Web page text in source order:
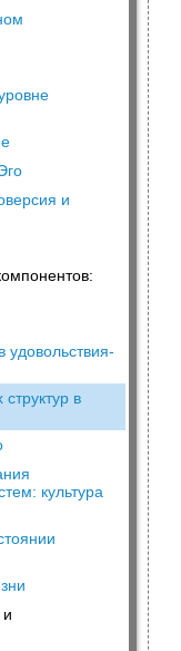
и
в
культура